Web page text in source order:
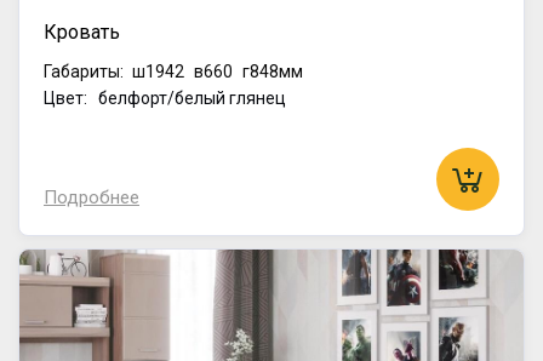
Кровать
Габариты: ш1942 в660 г848мм
Цвет: белфорт/белый глянец
Подробнее